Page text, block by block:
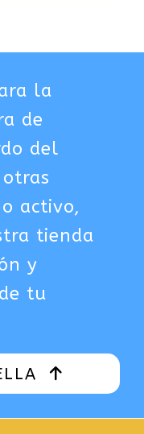
la
de
del
activo,
tienda
y
tu